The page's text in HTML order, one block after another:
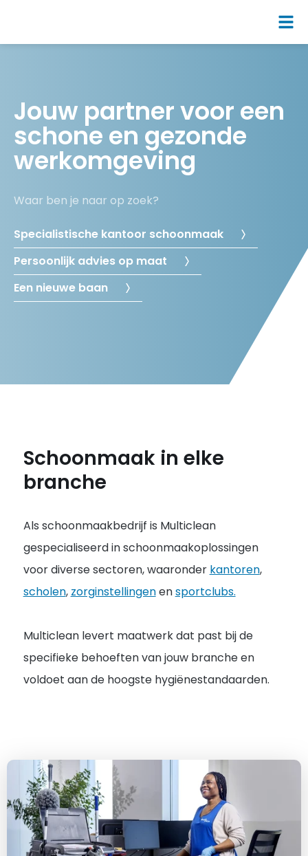
Jouw partner voor een
schone en gezonde
werkomgeving
Waar ben je naar op zoek?
Specialistische kantoor schoonmaak
Persoonlijk advies op maat
Een nieuwe baan
Schoonmaak in elke
branche
Als schoonmaakbedrijf is Multiclean
gespecialiseerd in schoonmaakoplossingen
voor diverse sectoren, waaronder kantoren,
scholen, zorginstellingenensportclubs.
Multiclean levert maatwerk dat past bij de
specifieke behoeften van jouw branche en
voldoet aan de hoogste hygiënestandaarden.